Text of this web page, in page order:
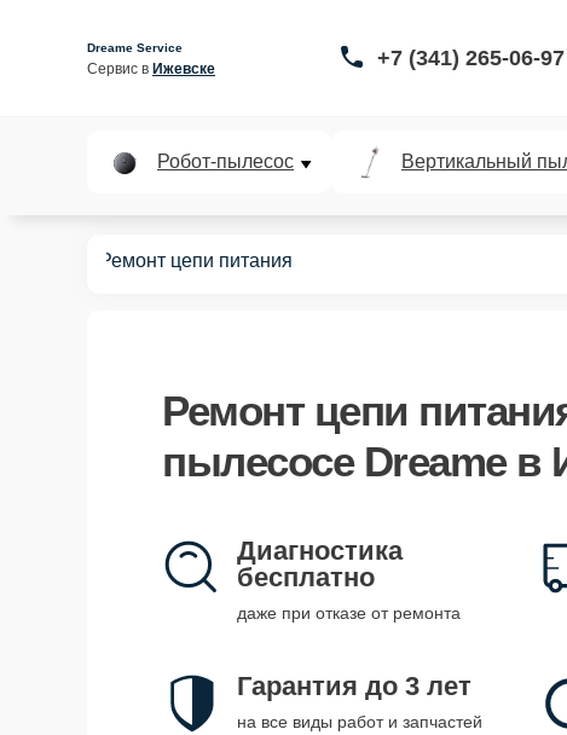
Dreame Service
Сервис в Ижевске +7 (341) 265-06-97
Робот-пылесос Вертикальный
Ремонт цепи питания
Ремонт цепи
пылесосе Dreame в
Диагностика
бесплатно
даже при отказе от ремонта
Гарантия до 3 лет
на все виды работ и запчастей